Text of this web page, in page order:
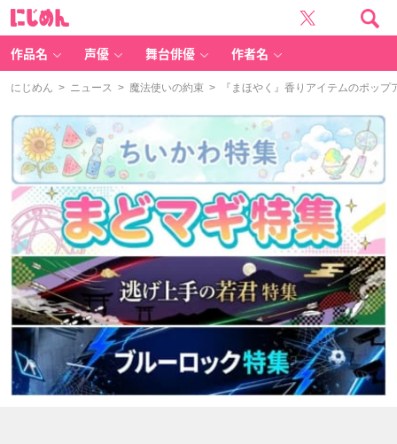
作品名 声優 舞台俳優 作者名
にじめん > ニュース > 魔法使いの約束 > 『まほやく』香りアイテムのポップ